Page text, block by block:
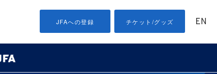
JFAへの登録 チケット/グッズ EN